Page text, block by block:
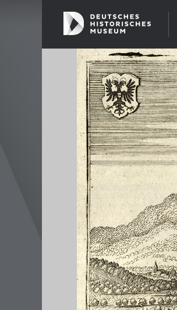
SCHIFFSTYPEN
Entwicklungen im europäischen
Schiffbau